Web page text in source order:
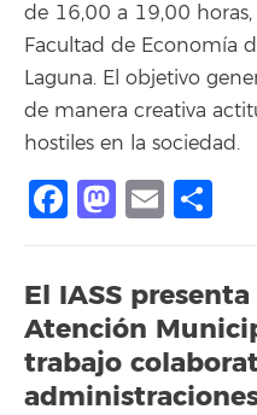
de 16,00 a 19,00
Facultad de Economía
Laguna. El objetivo
de manera creativa
hostiles en la sociedad.
Facebook
Email
El IASS
Atención
trabajo